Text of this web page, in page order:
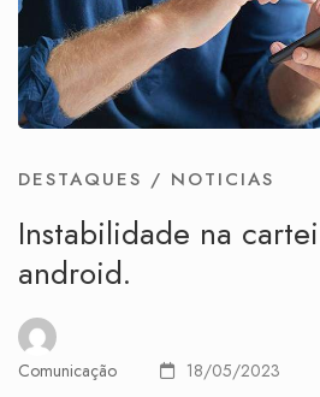
DESTAQUES / NOTICIAS
Instabilidade na
android.
Comunicação 18/05/2023